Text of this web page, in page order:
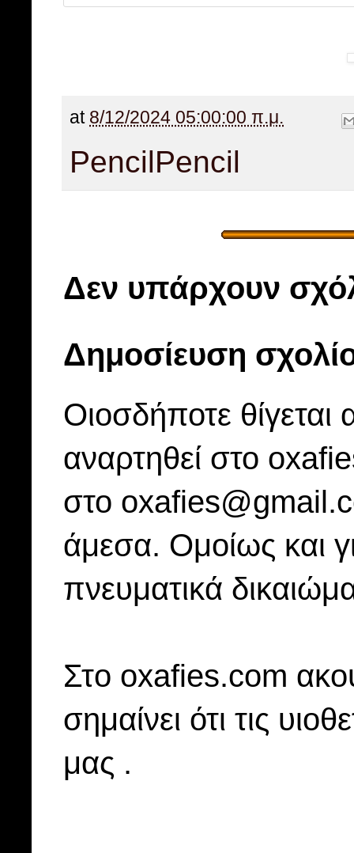
at 8/12/2024 05:00:00 π.μ.
PencilPencil
Δεν υπάρχουν
Δημοσίευση
Οιοσδήποτε
αναρτηθεί στο
στο
άμεσα. Ομοίως και
πνευματικά
Στo oxafies.com
σημαίνει ότι τις
μας .